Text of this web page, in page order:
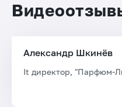
Александр Шкинёв
It директор, "Парфюм-